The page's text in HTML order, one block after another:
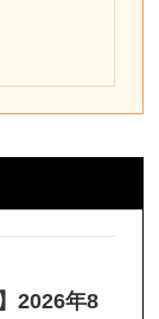
2026年8